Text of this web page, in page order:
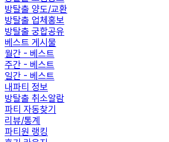
방탈출 양도/교환
방탈출 업체홍보
방탈출 궁합공유
베스트 게시물
월간 - 베스트
주간 - 베스트
일간 - 베스트
내파티 정보
방탈출 취소알람
파티 자동찾기
리뷰/통계
파티원 랭킹